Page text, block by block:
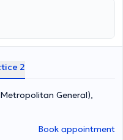
the Medical School of the
He has received
centers, including the
He maintains a private
2
General),
Book appointment